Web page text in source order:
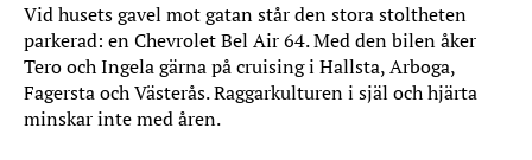
Vid husets gavel mot gatan står den stora stoltheten
parkerad: en Chevrolet Bel Air 64. Med den bilen åker
Tero och Ingela gärna på cruising i Hallsta, Arboga,
Fagersta och Västerås. Raggarkulturen i själ och hjärta
minskar inte med åren.